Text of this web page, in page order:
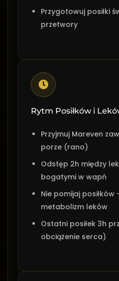
Przygotowuj posiłki
przetwory
Rytm Posiłków i
Przyjmuj Mareven
porze (rano)
Odstęp 2h między
bogatymi w wapń
Nie pomijaj posiłków
metabolizm leków
Ostatni posiłek 3h
obciążenie serca)